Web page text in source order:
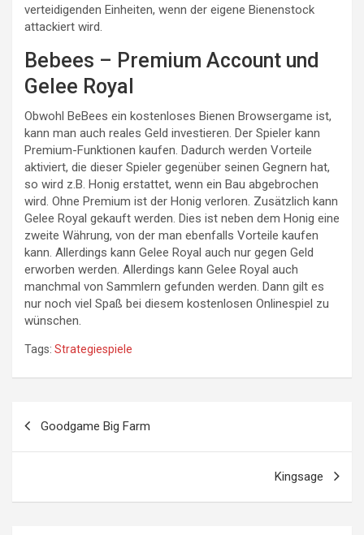
verteidigenden Einheiten, wenn der eigene Bienenstock
attackiert wird.
Bebees – Premium Account und
Gelee Royal
Obwohl BeBees ein kostenloses Bienen Browsergame ist,
kann man auch reales Geld investieren. Der Spieler kann
Premium-Funktionen kaufen. Dadurch werden Vorteile
aktiviert, die dieser Spieler gegenüber seinen Gegnern hat,
so wird z.B. Honig erstattet, wenn ein Bau abgebrochen
wird. Ohne Premium ist der Honig verloren. Zusätzlich kann
Gelee Royal gekauft werden. Dies ist neben dem Honig eine
zweite Währung, von der man ebenfalls Vorteile kaufen
kann. Allerdings kann Gelee Royal auch nur gegen Geld
erworben werden. Allerdings kann Gelee Royal auch
manchmal von Sammlern gefunden werden. Dann gilt es
nur noch viel Spaß bei diesem kostenlosen Onlinespiel zu
wünschen.
Tags: Strategiespiele
Goodgame Big Farm
Kingsage